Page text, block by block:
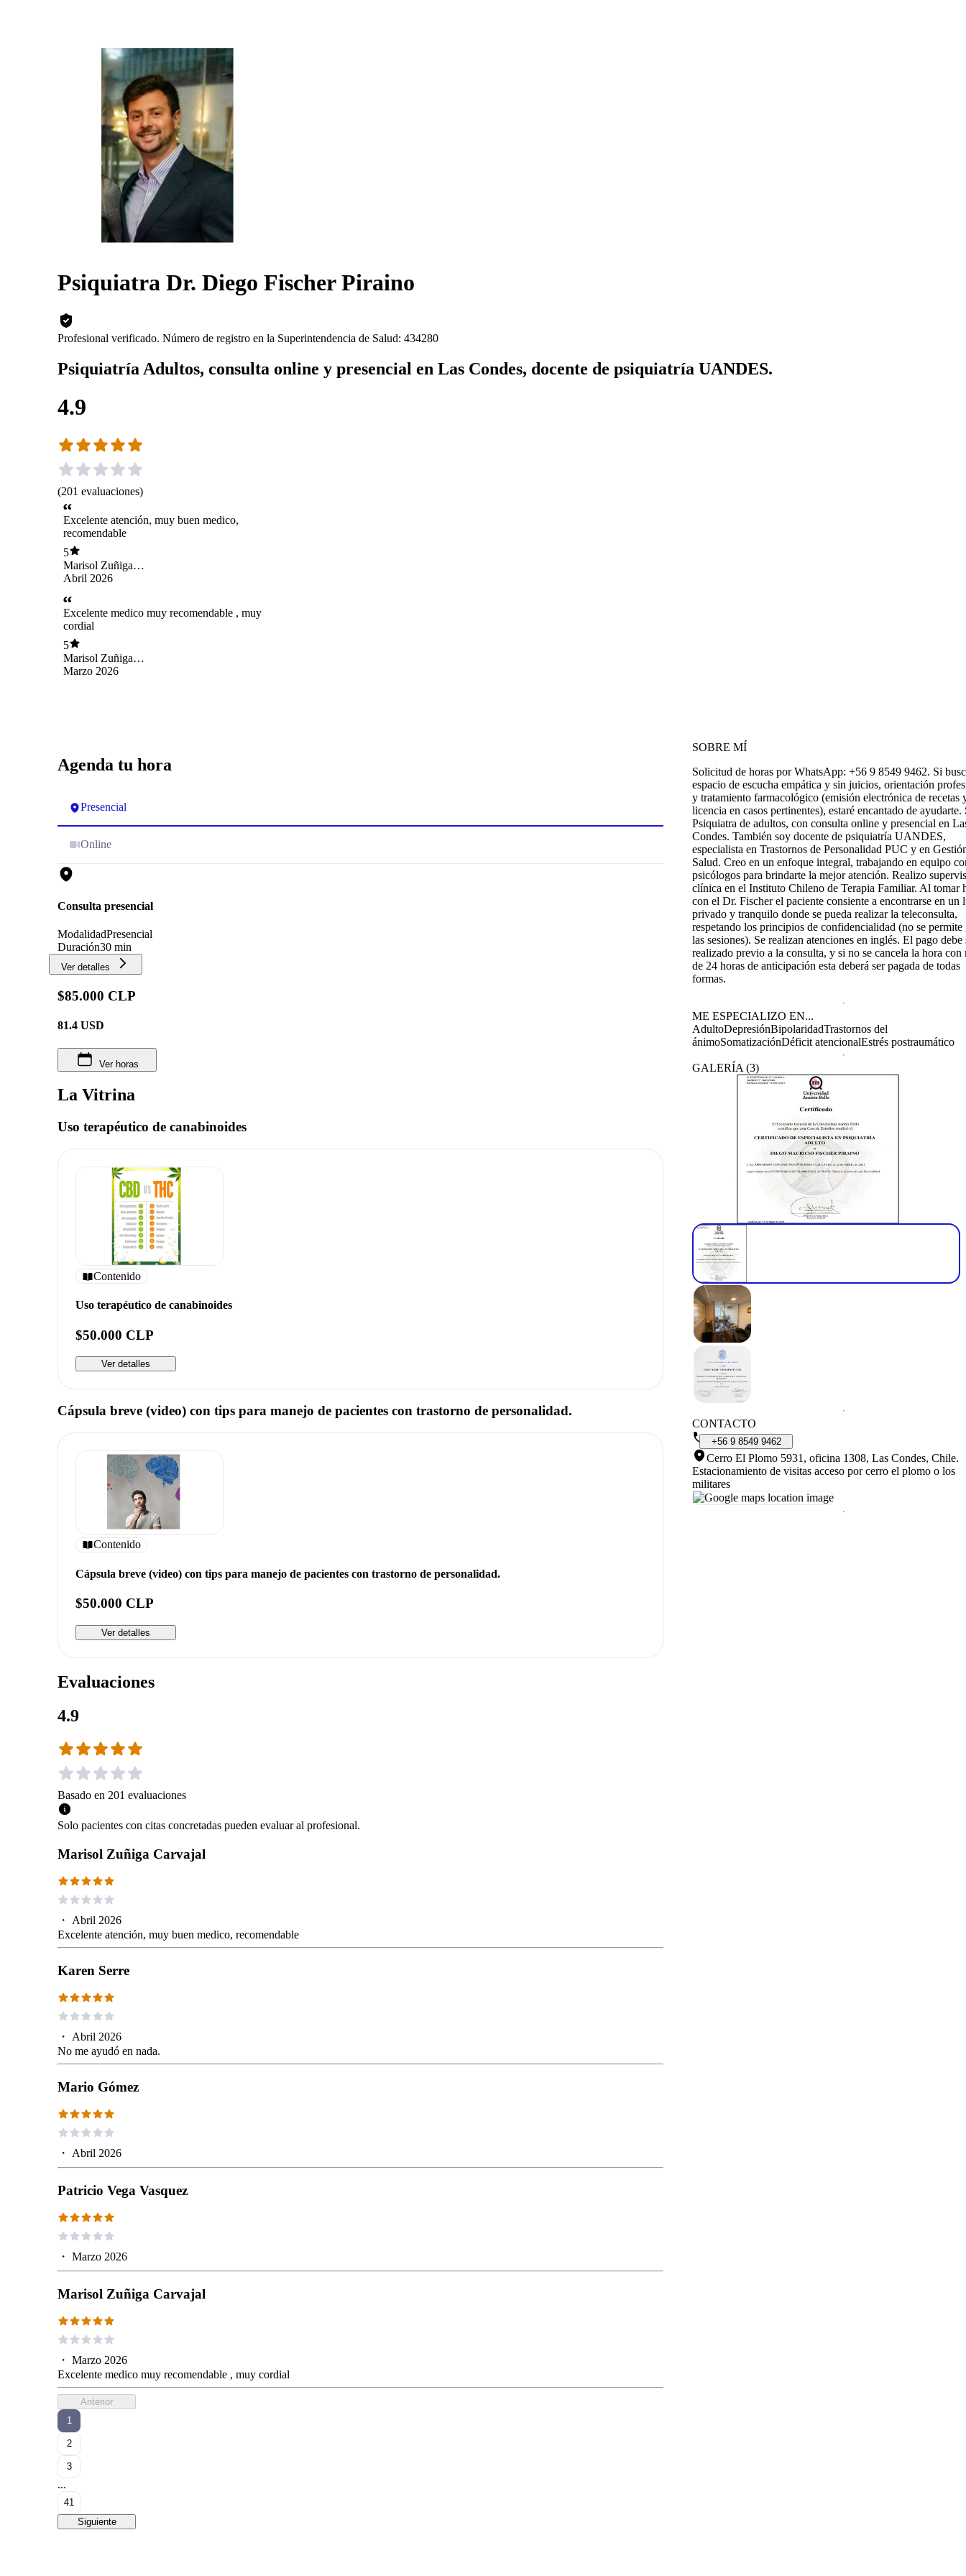
Psiquiatra Dr. Diego Fischer Piraino
Profesional verificado. Número de registro en la Superintendencia de Salud: 434280
Psiquiatría Adultos, consulta online y presencial en Las Condes, docente de psiquiatría UANDES.
4.9
(201 evaluaciones)
Excelente atención, muy buen medico,
recomendable
5
Marisol Zuñiga
Carvajal
Abril 2026
Excelente medico muy recomendable , muy
cordial
5
Marisol Zuñiga
Carvajal
Marzo 2026
Agenda tu hora
Presencial
Online
Consulta presencial
ModalidadPresencial
Duración30 min
Ver detalles
$85.000 CLP
81.4 USD
Ver horas
La Vitrina
Uso terapéutico de canabinoides
Contenido
Uso terapéutico de canabinoides
$50.000 CLP
Ver detalles
Cápsula breve (video) con tips para manejo de pacientes con trastorno de personalidad.
Contenido
Cápsula breve (video) con tips para manejo de pacientes con trastorno de personalidad.
$50.000 CLP
Ver detalles
Evaluaciones
4.9
Basado en 201 evaluaciones
Solo pacientes con citas concretadas pueden evaluar al profesional.
Marisol Zuñiga Carvajal
・ Abril 2026
Excelente atención, muy buen medico, recomendable
Karen Serre
・ Abril 2026
No me ayudó en nada.
Mario Gómez
・ Abril 2026
Patricio Vega Vasquez
・ Marzo 2026
Marisol Zuñiga Carvajal
・ Marzo 2026
Excelente medico muy recomendable , muy cordial
Anterior
1
2
3
...
41
Siguiente
SOBRE MÍ
Solicitud de horas por WhatsApp: +56 9 8549 9462. Si
espacio de escucha empática y sin juicios, orientación
y tratamiento farmacológico (emisión electrónica de recetas
licencia en casos pertinentes), estaré encantado de ayudarte.
Psiquiatra de adultos, con consulta online y presencial en
Condes. También soy docente de psiquiatría UANDES,
especialista en Trastornos de Personalidad PUC y en
Salud. Creo en un enfoque integral, trabajando en equipo
psicólogos para brindarte la mejor atención. Realizo
clínica en el Instituto Chileno de Terapia Familiar. Al tomar
con el Dr. Fischer el paciente consiente a encontrarse en un
privado y tranquilo donde se pueda realizar la teleconsulta,
respetando los principios de confidencialidad (no se permite
las sesiones). Se realizan atenciones en inglés. El pago debe
realizado previo a la consulta, y si no se cancela la hora con
de 24 horas de anticipación esta deberá ser pagada de todas
formas.
ME ESPECIALIZO EN...
AdultoDepresiónBipolaridadTrastornos del
ánimoSomatizaciónDéficit atencionalEstrés postraumático
GALERÍA (3)
CONTACTO
+56 9 8549 9462
Cerro El Plomo 5931, oficina 1308, Las Condes, Chile.
Estacionamiento de visitas acceso por cerro el plomo o los
militares